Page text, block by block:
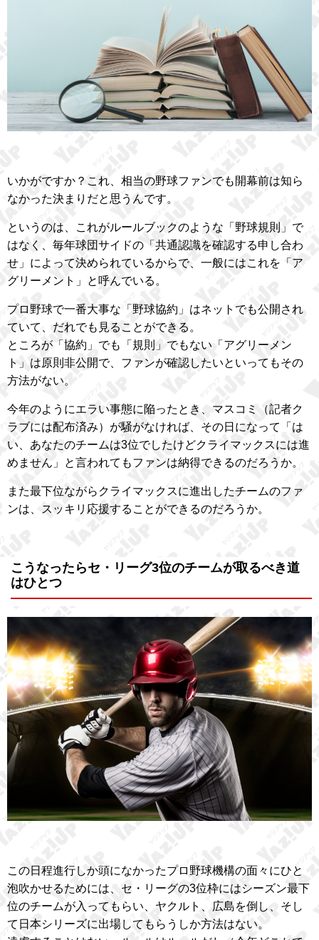
いかがですか？これ、相当の野球ファンでも開幕前は知ら
なかった決まりだと思うんです。
というのは、これがルールブックのような「野球規則」で
はなく、毎年球団サイドの「共通認識を確認する申し合わ
せ」によって決められているからで、一般にはこれを「ア
グリーメント」と呼んでいる。
プロ野球で一番大事な「野球協約」はネットでも公開され
ていて、だれでも見ることができる。
ところが「協約」でも「規則」でもない「アグリーメン
ト」は原則非公開で、ファンが確認したいといってもその
方法がない。
今年のようにエラい事態に陥ったとき、マスコミ（記者ク
ラブには配布済み）が騒がなければ、その日になって「は
い、あなたのチームは3位でしたけどクライマックスには進
めません」と言われてもファンは納得できるのだろうか。
また最下位ながらクライマックスに進出したチームのファ
ンは、スッキリ応援することができるのだろうか。
こうなったらセ・リーグ3位のチームが取るべき道
はひとつ
この日程進行しか頭になかったプロ野球機構の面々にひと
泡吹かせるためには、セ・リーグの3位枠にはシーズン最下
位のチームが入ってもらい、ヤクルト、広島を倒し、そし
て日本シリーズに出場してもらうしか方法はない。